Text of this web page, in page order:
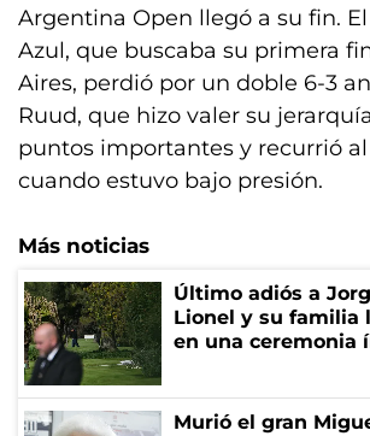
Argentina Open llegó a su fin.
Azul, que buscaba su primera
Aires, perdió por un doble 6-3
Ruud, que hizo valer su
puntos importantes y recurrió
cuando estuvo bajo presión.
Más noticias
Último adiós a
Lionel y su familia
en una ceremonia
Murió el gran